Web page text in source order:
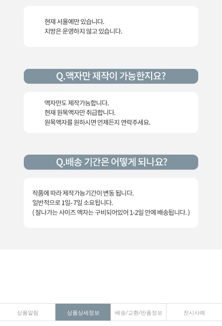
상품알림 상품상세정보 배송/교환/반품정보 전시사례